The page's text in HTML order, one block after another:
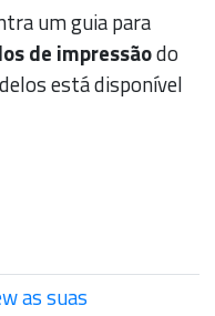
um guia para
de impressãodo
está disponível
as suas